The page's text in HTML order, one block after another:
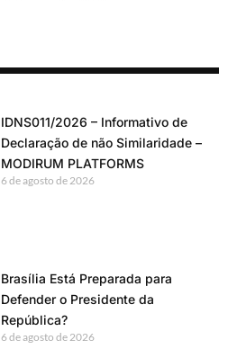
IDNS011/2026 – Informativo de
Declaração de não Similaridade –
MODIRUM PLATFORMS
6 de agosto de 2026
Brasília Está Preparada para
Defender o Presidente da
República?
6 de agosto de 2026